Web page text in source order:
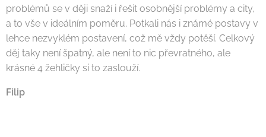
problémů se v ději snaží i řešit osobnější problémy a city,
a to vše v ideálním poměru. Potkali nás i známé postavy v
lehce nezvyklém postavení, což mě vždy potěší. Celkový
děj taky není špatný, ale není to nic převratného, ale
krásné 4 žehličky si to zaslouží.
Filip